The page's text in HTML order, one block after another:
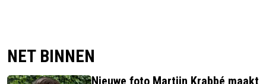
NET BINNEN
Nieuwe foto Martijn Krabbé maakt